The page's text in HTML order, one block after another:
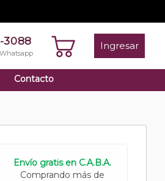
3088 Ingresar
Contacto
Envío gratis en C.A.B.A.
Comprando más de